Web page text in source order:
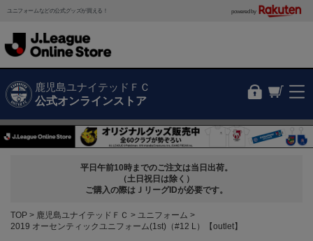
ユニフォームなどの公式グッズが買える！ powered by
鹿児島ユナイテッドＦＣ
公式オンラインストア
平日午前10時までのご注文は当日出荷。
（土日祝日は除く）
ご購入の際はＪリーグIDが必要です。
TOP 鹿児島ユナイテッドＦＣ
ユニフォーム
2019 オーセンティックユニフォーム(1st)（#12 L）【outlet】